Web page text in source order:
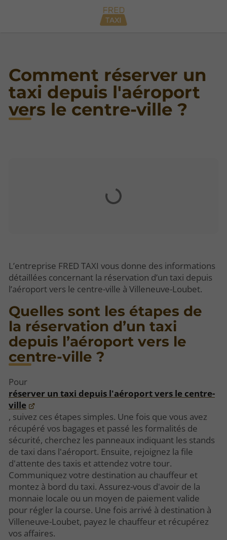
Comment réserver un
taxi depuis l'aéroport
vers le centre-ville ?
L’entreprise FRED TAXI vous donne des informations
détaillées concernant la réservation d’un taxi depuis
l’aéroport vers le centre-ville à Villeneuve-Loubet.
Quelles sont les étapes de
la réservation d’un taxi
depuis l’aéroport vers le
centre-ville ?
Pour
réserver un taxi depuis l'aéroport vers le centre-
ville
, suivez ces étapes simples. Une fois que vous avez
récupéré vos bagages et passé les formalités de
sécurité, cherchez les panneaux indiquant les stands
de taxi dans l'aéroport. Ensuite, rejoignez la file
d'attente des taxis et attendez votre tour.
Communiquez votre destination au chauffeur et
montez à bord du taxi. Assurez-vous d'avoir de la
monnaie locale ou un moyen de paiement valide
pour régler la course. Une fois arrivé à destination à
Villeneuve-Loubet, payez le chauffeur et récupérez
vos affaires.